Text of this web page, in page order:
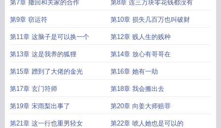
佬归来假千金她不装了完结了吗
大佬归来假千金她不装了有声假千金她不装了
鹤 笔趣阁大佬归来假千金她不装了褚北鹤身份 大佬回来假千金她不装了
归来假千金她不装了女主妈妈
大佬归来假千金她不装了全文免费
溪什么时候被看清大佬归来假千金她不装了txt大佬归来假千金她不装了TXT
佬归来假千金她不装了番外
大佬归来假千金她不装了短剧免费观看
来
第7章 撤回和关家的合作 第8章 连三万块零花钱都没有
第9章 窃运符 第10章 损失几百万也叫破财
第11章 这脑子是可以换一个 第12章 贱人生的贱种
第13章 这是我养的狐狸 第14章 放心有哥哥在
第15章 蹭到了大佬的金光 第16章 她有一劫
第17章 玄门符师 第18章 我会搬出去
第19章 宋雨梨出事了 第20章 向姜大师赔罪
第21章 这一行也重男轻女 第22章 唬人她也是可以的